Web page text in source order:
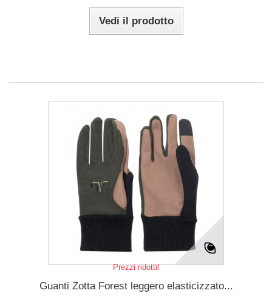
Vedi il prodotto
Prezzi ridotti!
Guanti Zotta Forest leggero elasticizzato...